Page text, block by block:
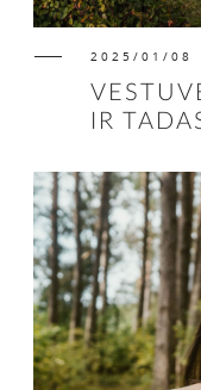
2025/01/08
IR